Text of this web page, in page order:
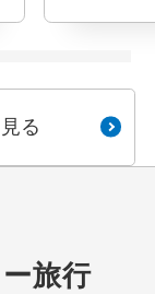
る
旅行